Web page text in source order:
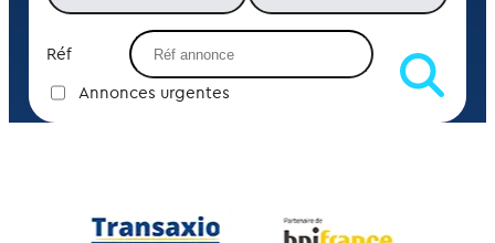
Réf
Annonces urgentes